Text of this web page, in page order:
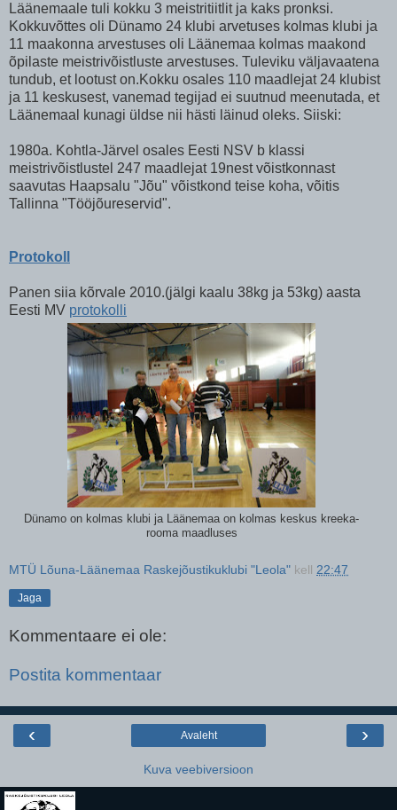
Läänemaale tuli kokku 3 meistritiitlit ja kaks pronksi.
Kokkuvõttes oli Dünamo 24 klubi arvetuses kolmas klubi ja
11 maakonna arvestuses oli Läänemaa kolmas maakond
õpilaste meistrivõistluste arvestuses. Tuleviku väljavaatena
tundub, et lootust on.Kokku osales 110 maadlejat 24 klubist
ja 11 keskusest, vanemad tegijad ei suutnud meenutada, et
Läänemaal kunagi üldse nii hästi läinud oleks. Siiski:
1980a. Kohtla-Järvel osales Eesti NSV b klassi
meistrivõistlustel 247 maadlejat 19nest võistkonnast
saavutas Haapsalu "Jõu" võistkond teise koha, võitis
Tallinna "Tööjõureservid".
Protokoll
Panen siia kõrvale 2010.(jälgi kaalu 38kg ja 53kg) aasta
Eesti MV protokolli
Dünamo on kolmas klubi ja Läänemaa on kolmas keskus kreeka-
rooma maadluses
MTÜ Lõuna-Läänemaa Raskejõustikuklubi "Leola" kell 22:47
Jaga
Kommentaare ei ole:
Postita kommentaar
‹ ›
Avaleht
Kuva veebiversioon